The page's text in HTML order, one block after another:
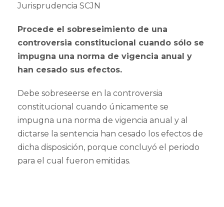
Jurisprudencia SCJN
Procede el sobreseimiento de una
controversia constitucional cuando sólo se
impugna una norma de vigencia anual y
han cesado sus efectos.
Debe sobreseerse en la controversia
constitucional cuando únicamente se
impugna una norma de vigencia anual y al
dictarse la sentencia han cesado los efectos de
dicha disposición, porque concluyó el periodo
para el cual fueron emitidas.